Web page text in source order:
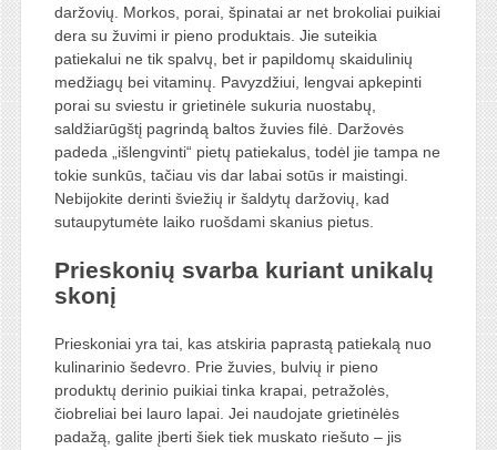
daržovių. Morkos, porai, špinatai ar net brokoliai puikiai
dera su žuvimi ir pieno produktais. Jie suteikia
patiekalui ne tik spalvų, bet ir papildomų skaidulinių
medžiagų bei vitaminų. Pavyzdžiui, lengvai apkepinti
porai su sviestu ir grietinėle sukuria nuostabų,
saldžiarūgštį pagrindą baltos žuvies filė. Daržovės
padeda „išlengvinti“ pietų patiekalus, todėl jie tampa ne
tokie sunkūs, tačiau vis dar labai sotūs ir maistingi.
Nebijokite derinti šviežių ir šaldytų daržovių, kad
sutaupytumėte laiko ruošdami skanius pietus.
Prieskonių svarba kuriant unikalų
skonį
Prieskoniai yra tai, kas atskiria paprastą patiekalą nuo
kulinarinio šedevro. Prie žuvies, bulvių ir pieno
produktų derinio puikiai tinka krapai, petražolės,
čiobreliai bei lauro lapai. Jei naudojate grietinėlės
padažą, galite įberti šiek tiek muskato riešuto – jis